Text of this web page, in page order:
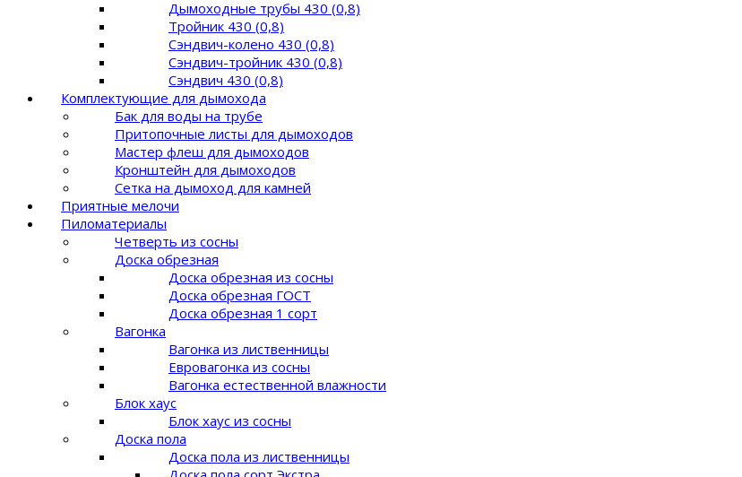
Дымоходные трубы 430 (0,8)
Тройник 430 (0,8)
Сэндвич-колено 430 (0,8)
Сэндвич-тройник 430 (0,8)
Сэндвич 430 (0,8)
Комплектующие для дымохода
Бак для воды на трубе
Притопочные листы для дымоходов
Мастер флеш для дымоходов
Кронштейн для дымоходов
Сетка на дымоход для камней
Приятные мелочи
Пиломатериалы
Четверть из сосны
Доска обрезная
Доска обрезная из сосны
Доска обрезная ГОСТ
Доска обрезная 1 сорт
Вагонка
Вагонка из лиственницы
Евровагонка из сосны
Вагонка естественной влажности
Блок хаус
Блок хаус из сосны
Доска пола
Доска пола из лиственницы